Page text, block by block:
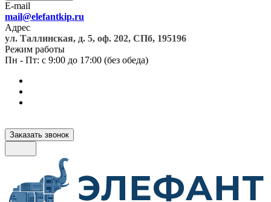
E-mail
mail@elefantkip.ru
Адрес
ул. Таллинская, д. 5, оф. 202, СПб, 195196
Режим работы
Пн - Пт: с 9:00 до 17:00 (без обеда)
Заказать звонок